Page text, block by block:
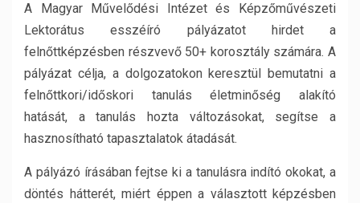
A Magyar Művelődési Intézet és Képzőművészeti
Lektorátus esszéíró pályázatot hirdet a
felnőttképzésben részvevő 50+ korosztály számára. A
pályázat célja, a dolgozatokon keresztül bemutatni a
felnőttkori/időskori tanulás életminőség alakító
hatását, a tanulás hozta változásokat, segítse a
hasznosítható tapasztalatok átadását.
A pályázó írásában fejtse ki a tanulásra indító okokat, a
döntés hátterét, miért éppen a választott képzésben